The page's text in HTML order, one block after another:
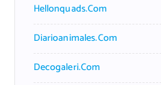
Hellonquads.com
Diarioanimales.com
Decogaleri.com